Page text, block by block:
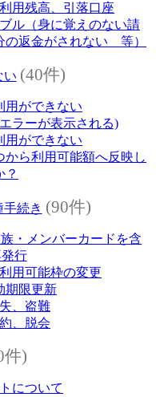
用残高、引落口座
ル（身に覚えのない請
の返金がされない 等）
い (40件)
用ができない
ラーが表示される)
用ができない
から利用可能額へ反映し
？
続き (90件)
・メンバーカードを含
行
用可能枠の変更
期限更新
、盗難
、脱会
件)
について